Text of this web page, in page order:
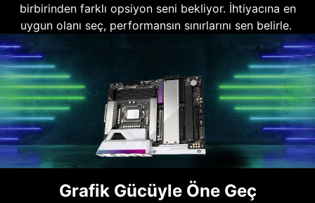
birbirinden farklı opsiyon seni bekliyor. İhtiyacına en
uygun olanı seç, performansın sınırlarını sen belirle.
Grafik Gücüyle Öne Geç